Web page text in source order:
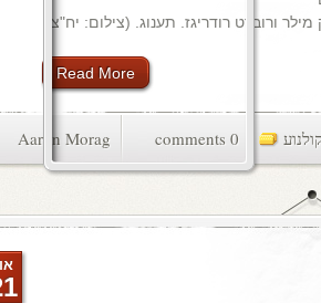
ורוברט רודריגז. תענוג. (צילום: יח"צ)
Read More
Aaron Morag 0 comments